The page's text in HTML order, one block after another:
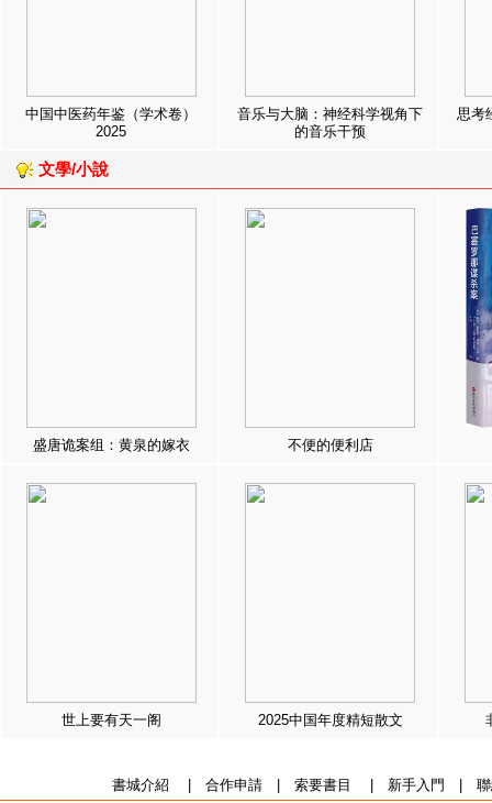
中国中医药年鉴（学术卷）
2025
音乐与大脑：神经科学视角下
的音乐干预
思考
文學/小說
盛唐诡案组：黄泉的嫁衣 不便的便利店
世上要有天一阁 2025中国年度精短散文
書城介紹 合作申請| 索要書目 新手入門